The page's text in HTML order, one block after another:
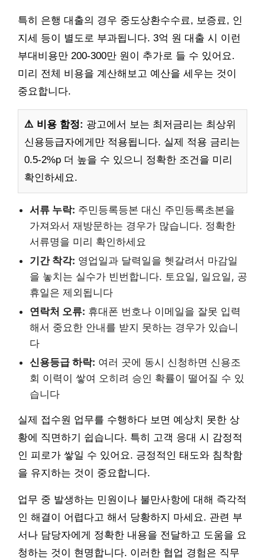
특히 은행 대출의 경우 중도상환수수료, 보증료, 인
지세 등이 별도로 부과됩니다. 3억 원 대출 시 이런
부대비용만 200-300만 원이 추가로 들 수 있어요.
미리 전체 비용을 계산해보고 예산을 세우는 것이
중요합니다.
⚠️ 비용 함정: 광고에서 보는 최저금리는 최상위
신용등급자에게만 적용됩니다. 실제 적용 금리는
0.5-2%p 더 높을 수 있으니 정확한 조건을 미리
확인하세요.
서류 누락: 주민등록등본 대신 주민등록초본을
가져와서 재방문하는 경우가 많습니다. 정확한
서류명을 미리 확인하세요
기간 착각: 영업일과 달력일을 헷갈려서 마감일
을 놓치는 실수가 빈번합니다. 토요일, 일요일, 공
휴일은 제외됩니다
연락처 오류: 휴대폰 번호나 이메일을 잘못 입력
해서 중요한 안내를 받지 못하는 경우가 있습니
다
신용등급 하락: 여러 곳에 동시 신청하면 신용조
회 이력이 쌓여 오히려 승인 확률이 떨어질 수 있
습니다
실제 접수원 업무를 수행하다 보면 예상치 못한 상
황에 직면하기 쉽습니다. 특히 고객 응대 시 감정적
인 피로가 쌓일 수 있어요. 긍정적인 태도와 침착함
을 유지하는 것이 중요합니다.
업무 중 발생하는 민원이나 불만사항에 대해 즉각적
인 해결이 어렵다고 해서 당황하지 마세요. 관련 부
서나 담당자에게 정확한 내용을 전달하고 도움을 요
청하는 것이 현명합니다. 이러한 협업 경험은 직무